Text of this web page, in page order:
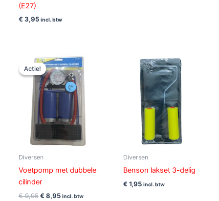
(E27)
€ 3,95 incl. btw
Actie!
Actie!
Diversen
Voetpomp met dubbele
cilinder
€9,95
Oorspronkelijke
prijs
was:
€ 9,95.
€ 8,95
Huidige
prijs
is:
€ 8,95.
incl. btw
Diversen
Benson lakset 3-delig
€ 1,95 incl. btw